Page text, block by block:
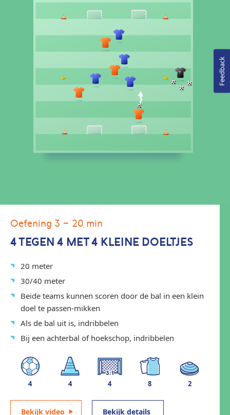
Oefening 3 - 20 min
4 TEGEN 4 MET 4 KLEINE DOELTJES
20 meter
30/40 meter
Beide teams kunnen scoren door de bal in een klein
doel te passen-mikken
Als de bal uit is, indribbelen
Bij een achterbal of hoekschop, indribbelen
4 4 4 8 2
Bekijk video Bekijk details
Feedback